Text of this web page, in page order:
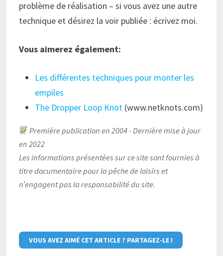
problème de réalisation – si vous avez une autre
technique et désirez la voir publiée : écrivez moi.
Vous aimerez également:
Les différentes techniques pour monter les
empiles
The Dropper Loop Knot(www.netknots.com)
Première publication en 2004 - Dernière mise à jour
en 2022
Les informations présentées sur ce site sont fournies à
titre documentaire pour la pêche de loisirs et
n’engagent pas la responsabilité du site.
VOUS AVEZ AIMÉ CET ARTICLE ? PARTAGEZ-LE !